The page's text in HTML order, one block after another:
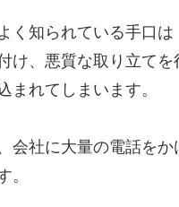
く知られている手口
け、悪質な取り立て
まれてしまいます。
会社に大量の電話を
。